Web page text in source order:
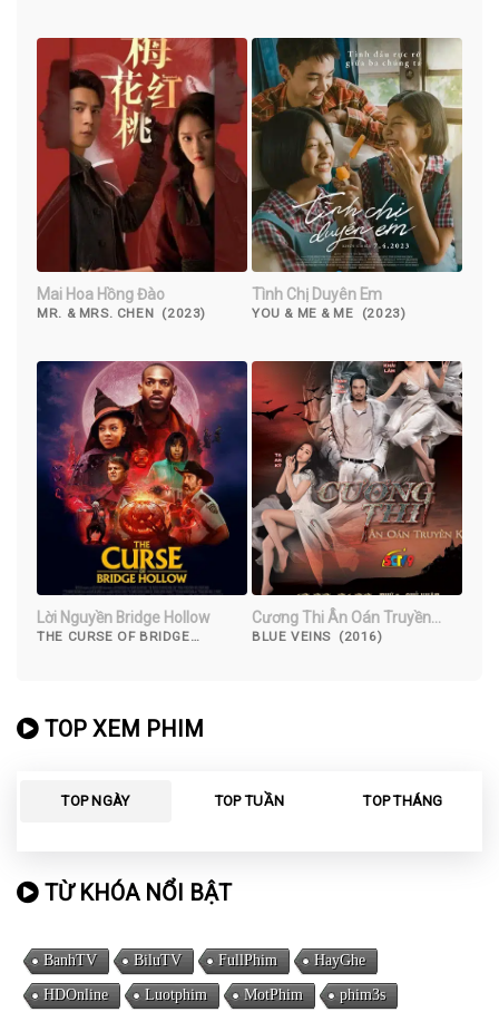
Mai Hoa Hồng Đào
MR. & MRS. CHEN (2023)
Tình Chị Duyên Em
YOU & ME & ME (2023)
Lời Nguyền Bridge Hollow
THE CURSE OF BRIDGE
Cương Thi Ân Oán Truyền
Kiếp
BLUE VEINS (2016)
TOP XEM PHIM
TOP NGÀY TOP TUẦN TOP THÁNG
TỪ KHÓA NỔI BẬT
BanhTV BiluTV FullPhim HayGhe
HDOnline Luotphim MotPhim phim3s